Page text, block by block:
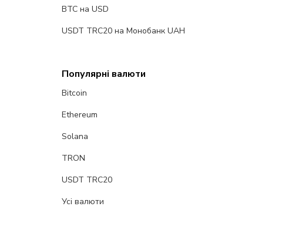
BTC на USD
USDT TRC20 на Монобанк UAH
Популярні валюти
Bitcoin
Ethereum
Solana
TRON
USDT TRC20
Усі валюти